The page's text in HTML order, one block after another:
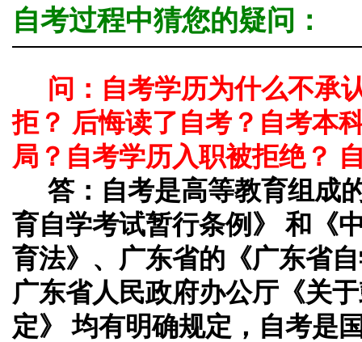
自考过程中猜您的疑问：
问：自考学历为什么不承
拒？ 后悔读了自考？自考本
局？自考学历入职被拒绝？
答： 自考是高等教育组成
育自学考试暂行条例》 和《
育法》、广东省的《广东省
广东省人民政府办公厅《关
定》 均有明确规定，自考是